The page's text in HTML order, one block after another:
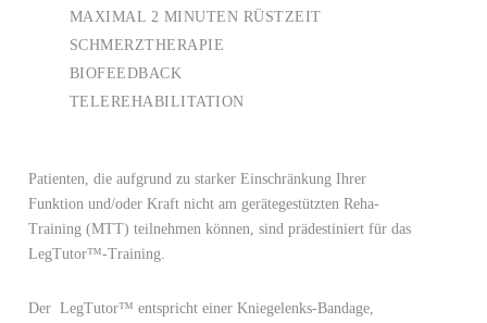
MAXIMAL 2 MINUTEN RÜSTZEIT
SCHMERZTHERAPIE
BIOFEEDBACK
TELEREHABILITATION
Patienten, die aufgrund zu starker Einschränkung Ihrer
Funktion und/oder Kraft nicht am gerätegestützten Reha-
Training (MTT) teilnehmen können, sind prädestiniert für das
LegTutor™-Training.
Der LegTutor™ entspricht einer Kniegelenks-Bandage,